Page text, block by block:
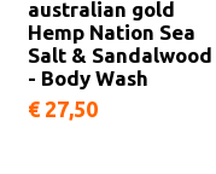
australian gold
Hemp Nation Sea
Salt & Sandalwood
- Body Wash
€ 27,50